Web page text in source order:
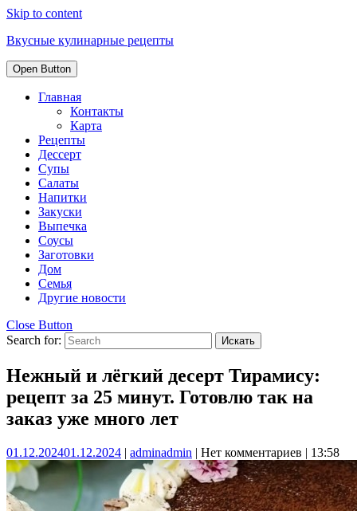
Skip to content
Вкусные кулинарные рецепты
Open Button
Главная
Контакты
Карта
Рецепты
Дессерт
Супы
Салаты
Напитки
Закуски
Выпечка
Соусы
Заготовки
Дом
Семья
Другие новости
Close Button
Search for:
Нежный и лёгкий десерт Тирамису:
рецепт за 25 минут. Готовлю так на
заказ уже много лет
01.12.202401.12.2024 | adminadmin | Нет комментариев | 13:58